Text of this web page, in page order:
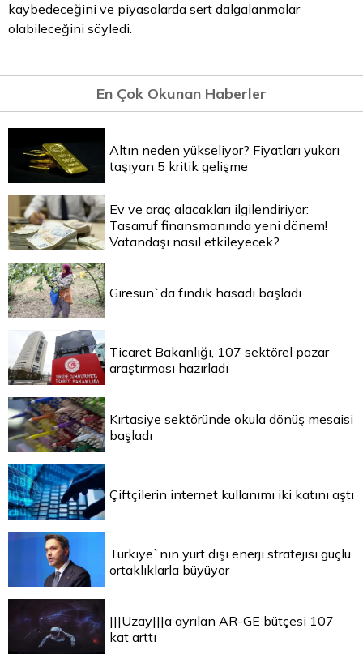
kaybedeceğini ve piyasalarda sert dalgalanmalar
olabileceğini söyledi.
En Çok Okunan Haberler
Altın neden yükseliyor? Fiyatları yukarı
taşıyan 5 kritik gelişme
Ev ve araç alacakları ilgilendiriyor:
Tasarruf finansmanında yeni dönem!
Vatandaşı nasıl etkileyecek?
Giresun`da fındık hasadı başladı
Ticaret Bakanlığı, 107 sektörel pazar
araştırması hazırladı
Kırtasiye sektöründe okula dönüş mesaisi
başladı
Çiftçilerin internet kullanımı iki katını aştı
Türkiye`nin yurt dışı enerji stratejisi güçlü
ortaklıklarla büyüyor
|||Uzay|||a ayrılan AR-GE bütçesi 107
kat arttı